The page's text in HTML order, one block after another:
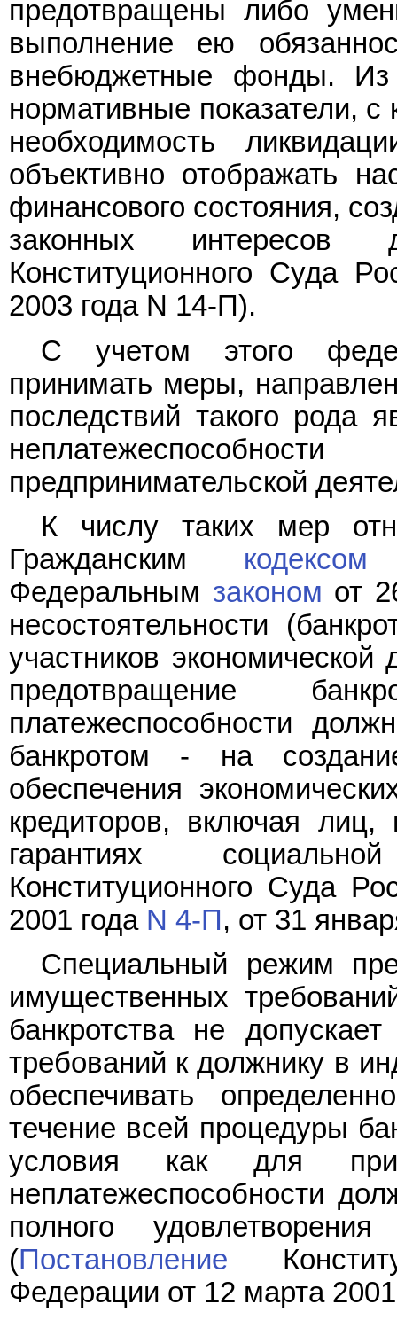
предотвращены либо
выполнение ею
внебюджетные фонды. Из
нормативные показатели, с
необходимость
объективно отображать
финансового состояния,
законных
Конституционного Суда
2003 года N 14-П).
С учетом этого
принимать меры,
последствий такого рода
предпринимательской
К числу таких мер
Гражданским кодексом
Федеральным законом от
несостоятельности
участников
предотвращение
платежеспособности
банкротом - на
обеспечения
кредиторов, включая
гарантиях
Конституционного Суда
2001 года N 4-П, от 31
Специальный режим
имущественных
банкротства не
требований к должнику в
обеспечивать
течение всей процедуры
условия как для
неплатежеспособности
полного
(Постановление
Федерации от 12 марта